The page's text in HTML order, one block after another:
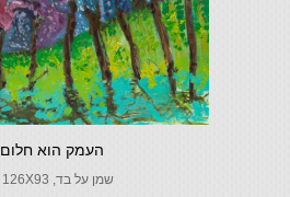
העמק הוא חלום 2
שמן על בד, 126X93 ס"מ